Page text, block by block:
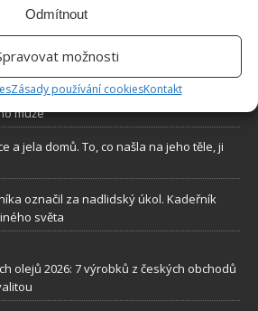
Odmítnout
možnosti
Zásady používání cookiesKontakt
ublíží novorozené dceři. To, co
samotné v obýváku, nečekal
Marka: Z výsledku cizí lidé sotva
muže
a jela domů. To, co našla na jeho těle, ji
označil za nadlidský úkol. Kadeřník
světa
olejů 2026: 7 výrobků z českých obchodů